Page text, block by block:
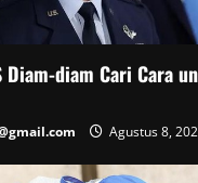
Diam-diam Cari Cara
Agustus 8,